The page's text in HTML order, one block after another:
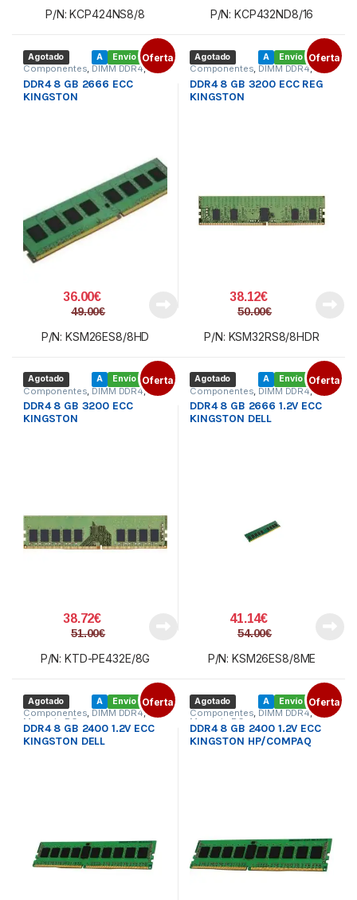
P/N: KCP424NS8/8 P/N: KCP432ND8/16
Envío gratis
A
Agotado Oferta
Componentes,DIMM DDR4,
Memoria PC
DDR4 8 GB 2666 ECC
KINGSTON
36.00€
49.00€
P/N: KSM26ES8/8HD
Envío gratis
A
Agotado Oferta
Componentes,DIMM DDR4,
Memoria PC
DDR4 8 GB 3200 ECC REG
KINGSTON
38.12€
50.00€
P/N: KSM32RS8/8HDR
Envío gratis
A
Agotado Oferta
Componentes ,DIMM DDR4,
Memoria PC
DDR4 8 GB 3200 ECC
KINGSTON
38.72€
51.00€
P/N: KTD-PE432E/8G
Envío gratis
A
Agotado Oferta
Componentes ,DIMM DDR4,
Memoria PC
DDR4 8 GB 2666 1.2V ECC
KINGSTON DELL
41.14€
54.00€
P/N: KSM26ES8/8ME
Envío gratis
A
Agotado Oferta
Componentes, DIMM DDR4,
Memoria PC
DDR4 8 GB 2400 1.2V ECC
KINGSTON DELL
Envío gratis
A
Agotado Oferta
Componentes, DIMM DDR4,
Memoria PC
DDR4 8 GB 2400 1.2V ECC
KINGSTON HP/COMPAQ